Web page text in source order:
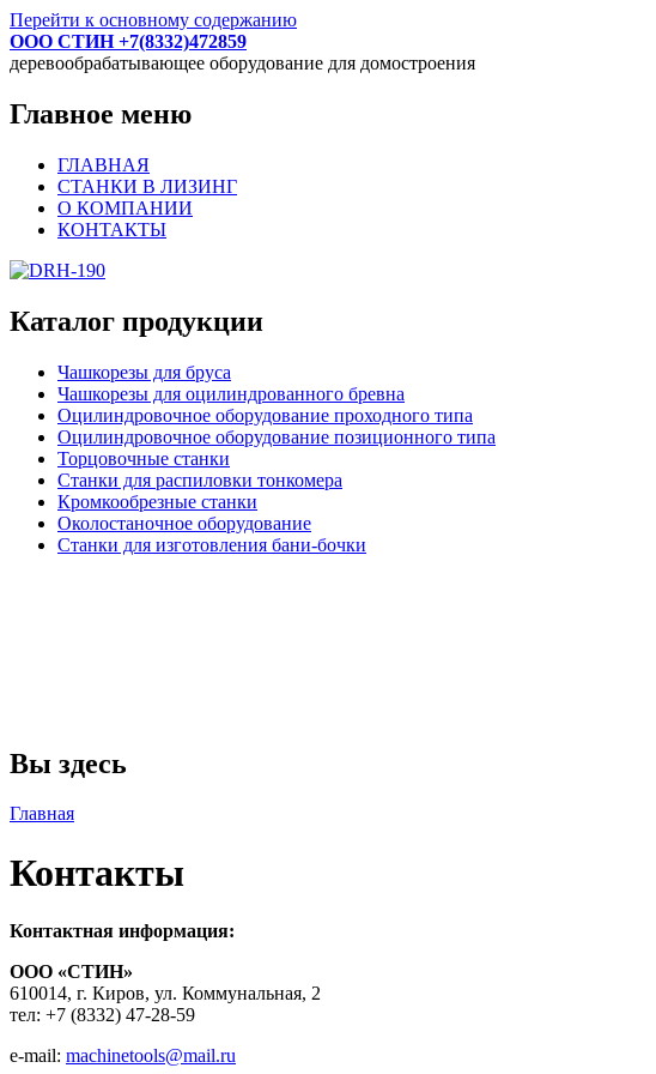
Перейти к основному содержанию
ООО СТИН +7(8332)472859
деревообрабатывающее оборудование для домостроения
Главное меню
ГЛАВНАЯ
СТАНКИ В ЛИЗИНГ
О КОМПАНИИ
КОНТАКТЫ
Каталог продукции
Чашкорезы для бруса
Чашкорезы для оцилиндрованного бревна
Оцилиндровочное оборудование проходного типа
Оцилиндровочное оборудование позиционного типа
Торцовочные станки
Станки для распиловки тонкомера
Кромкообрезные станки
Околостаночное оборудование
Станки для изготовления бани-бочки
Вы здесь
Главная
Контакты
Контактная информация:
ООО «СТИН»
610014, г. Киров, ул. Коммунальная, 2
тел: +7 (8332) 47-28-59
e-mail: machinetools@mail.ru